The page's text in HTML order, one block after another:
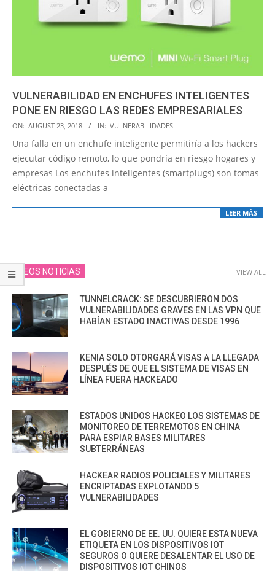
VULNERABILIDAD EN ENCHUFES INTELIGENTES
PONE EN RIESGO LAS REDES EMPRESARIALES
2018-
08-
23
ON: AUGUST 23, 2018 IN: VULNERABILIDADES
Una falla en un enchufe inteligente permitiría a los hackers
ejecutar código remoto, lo que pondría en riesgo hogares y
empresas Los enchufes inteligentes (smartplugs) son tomas
eléctricas conectadas a
LEER MÁS
VIDEOS NOTICIAS VIEW ALL
TUNNELCRACK: SE DESCUBRIERON DOS
VULNERABILIDADES GRAVES EN LAS VPN QUE
HABÍAN ESTADO INACTIVAS DESDE 1996
KENIA SOLO OTORGARÁ VISAS A LA LLEGADA
DESPUÉS DE QUE EL SISTEMA DE VISAS EN
LÍNEA FUERA HACKEADO
ESTADOS UNIDOS HACKEO LOS SISTEMAS DE
MONITOREO DE TERREMOTOS EN CHINA
PARA ESPIAR BASES MILITARES
SUBTERRÁNEAS
HACKEAR RADIOS POLICIALES Y MILITARES
ENCRIPTADAS EXPLOTANDO 5
VULNERABILIDADES
EL GOBIERNO DE EE. UU. QUIERE ESTA NUEVA
ETIQUETA EN LOS DISPOSITIVOS IOT
SEGUROS O QUIERE DESALENTAR EL USO DE
DISPOSITIVOS IOT CHINOS